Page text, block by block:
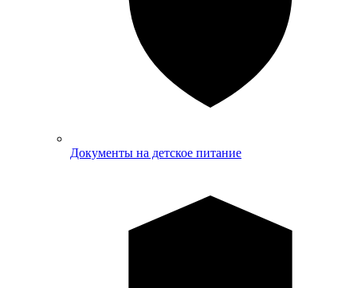
Документы на детское питание